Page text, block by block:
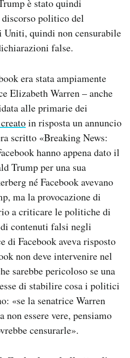
è stato quindi
politico del
Uniti, quindi non censurabile
false.
era stata ampiamente
Elizabeth Warren – anche
alle primarie dei
in risposta un annuncio
scritto «Breaking News:
hanno appena dato il
Trump per una sua
né Facebook avevano
ma la provocazione di
a criticare le politiche di
contenuti falsi negli
di Facebook aveva risposto
non deve intervenire nel
sarebbe pericoloso se una
di stabilire cosa i politici
«se la senatrice Warren
non essere vere, pensiamo
censurarle».